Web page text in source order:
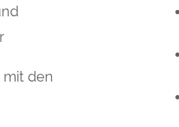
mit den